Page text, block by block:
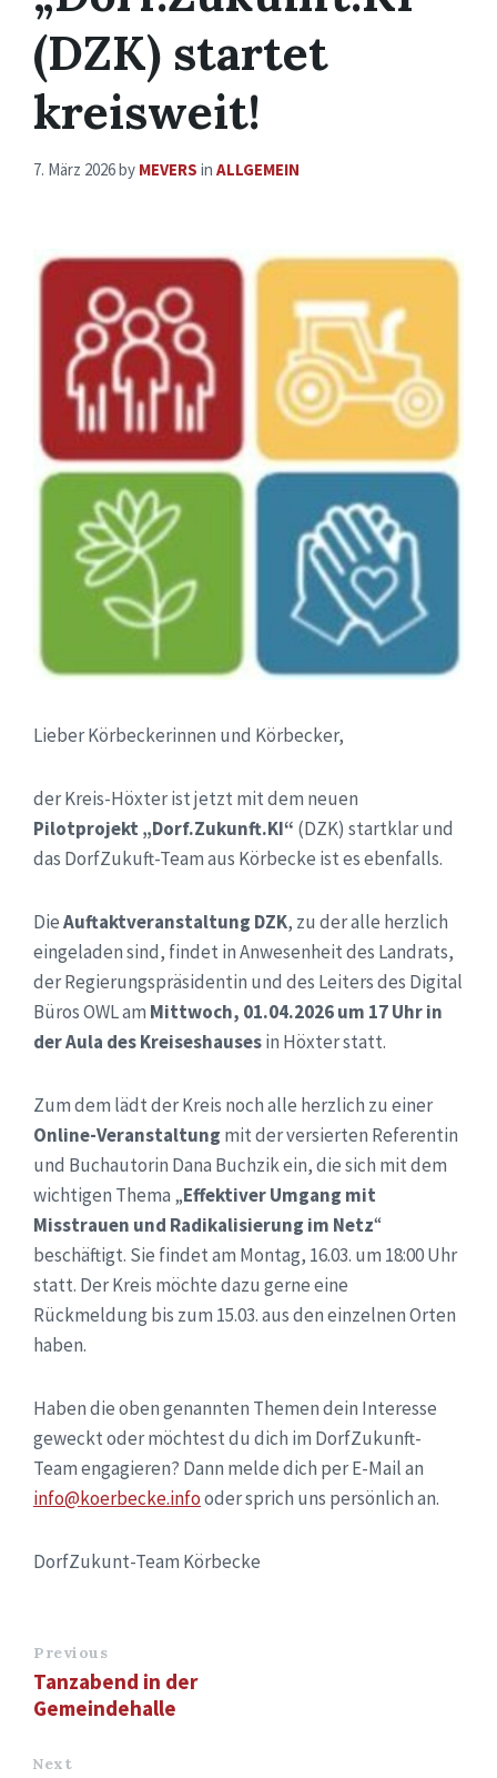
(DZK) startet
kreisweit!
7. März 2026by MEVERS in ALLGEMEIN
Lieber Körbeckerinnen und Körbecker,
der Kreis-Höxter ist jetzt mit dem neuen
Pilotprojekt „Dorf.Zukunft.KI“ (DZK) startklar und
das DorfZukuft-Team aus Körbecke ist es ebenfalls.
DieAuftaktveranstaltung DZK, zu der alle herzlich
eingeladen sind, findet in Anwesenheit des Landrats,
der Regierungspräsidentin und des Leiters des Digital
Büros OWL am Mittwoch, 01.04.2026 um 17 Uhr in
der Aula des Kreiseshausesin Höxter statt.
Zum dem lädt der Kreis noch alle herzlich zu einer
Online-Veranstaltung mit der versierten Referentin
und Buchautorin Dana Buchzik ein, die sich mit dem
wichtigen Thema „Effektiver Umgang mit
Misstrauen und Radikalisierung im Netz“
beschäftigt. Sie findet am Montag, 16.03. um 18:00 Uhr
statt. Der Kreis möchte dazu gerne eine
Rückmeldung bis zum 15.03. aus den einzelnen Orten
haben.
Haben die oben genannten Themen dein Interesse
geweckt oder möchtest du dich im DorfZukunft-
Team engagieren? Dann melde dich per E-Mail an
info@koerbecke.infooder sprich uns persönlich an.
DorfZukunt-Team Körbecke
Previous
Tanzabend in der
Gemeindehalle
Next